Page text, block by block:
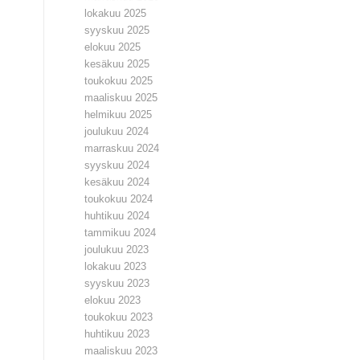
lokakuu 2025
syyskuu 2025
elokuu 2025
kesäkuu 2025
toukokuu 2025
maaliskuu 2025
helmikuu 2025
joulukuu 2024
marraskuu 2024
syyskuu 2024
kesäkuu 2024
toukokuu 2024
huhtikuu 2024
tammikuu 2024
joulukuu 2023
lokakuu 2023
syyskuu 2023
elokuu 2023
toukokuu 2023
huhtikuu 2023
maaliskuu 2023